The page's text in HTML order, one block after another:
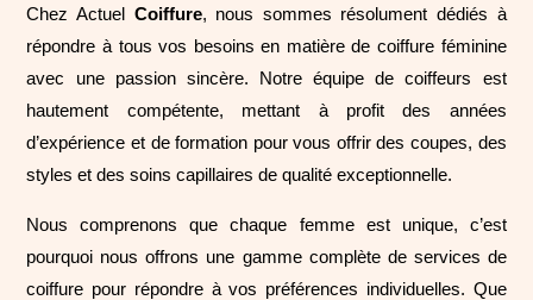
Chez Actuel Coiffure, nous sommes résolument dédiés à
répondre à tous vos besoins en matière de coiffure féminine
avec une passion sincère. Notre équipe de coiffeurs est
hautement compétente, mettant à profit des années
d’expérience et de formation pour vous offrir des coupes, des
styles et des soins capillaires de qualité exceptionnelle.
Nous comprenons que chaque femme est unique, c’est
pourquoi nous offrons une gamme complète de services de
coiffure pour répondre à vos préférences individuelles. Que